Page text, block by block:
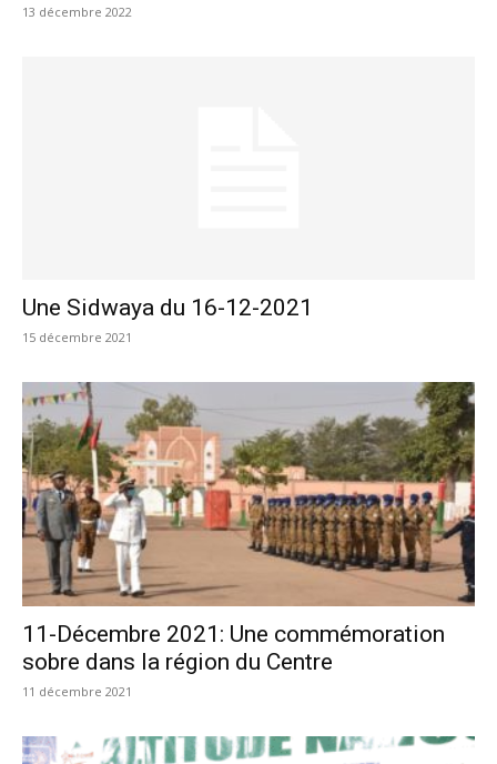
13 décembre 2022
Une Sidwaya du 16-12-2021
15 décembre 2021
11-Décembre 2021: Une commémoration
sobre dans la région du Centre
11 décembre 2021